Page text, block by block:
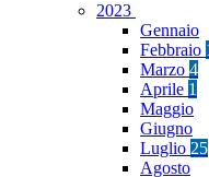
2023
Gennaio
Febbraio
Marzo 4
Aprile 1
Maggio
Giugno
Luglio 25
Agosto